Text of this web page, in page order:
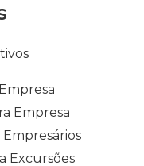
Empresa
Excursões